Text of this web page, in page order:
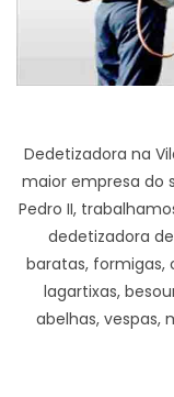
Dedetizadora na
maior empresa do
Pedro II,
dedetizadora
baratas, formigas,
lagartixas,
abelhas, vespas,